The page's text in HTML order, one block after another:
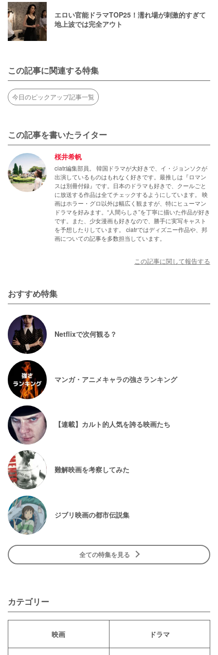
エロい官能ドラマTOP25！濡れ場が刺激的すぎて
地上波では完全アウト
この記事に関連する特集
今日のピックアップ記事一覧
この記事を書いたライター
桜井希帆
ciatr編集部員。 韓国ドラマが大好きで、イ・ジョンソクが
出演しているものはもれなく好きです。最推しは『ロマン
スは別冊付録』です。日本のドラマも好きで、クールごと
に放送する作品は全てチェックするようにしています。 映
画はホラー・グロ以外は幅広く観ますが、特にヒューマン
ドラマを好みます。“人間らしさ”を丁寧に描いた作品が好き
です。また、少女漫画も好きなので、勝手に実写キャスト
を予想したりしています。 ciatrではディズニー作品や、邦
画についての記事を多数担当しています。
この記事に関して報告する
おすすめ特集
Netflixで次何観る？
マンガ・アニメキャラの強さランキング
【連載】カルト的人気を誇る映画たち
難解映画を考察してみた
ジブリ映画の都市伝説集
全ての特集を見る
カテゴリー
映画 ドラマ